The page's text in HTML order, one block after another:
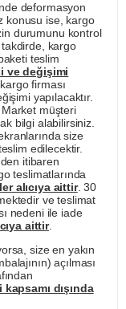
deformasyon
konusu ise, kargo
durumunu kontrol
kargo
teslim
ve değişimi
firması
yapılacaktır.
Market müşteri
bilgi alabilirsiniz.
size
edilecektir.
itibaren
teslimatlarında
alıcıya aittir. 30
ve teslimat
nedeni ile iade
aittir.
size en yakın
açılması
dışında